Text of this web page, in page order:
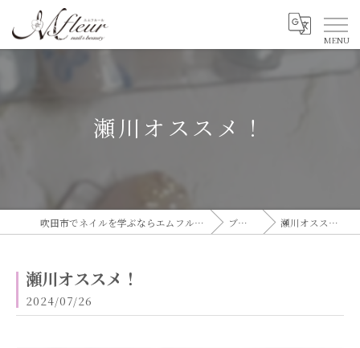
瀬川オススメ！
吹田市でネイルを学ぶならエムフルール ブログ 瀬川オススメ！
瀬川オススメ！
2024/07/26